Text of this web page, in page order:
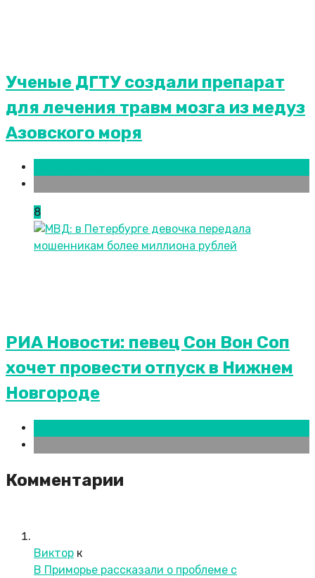
Ученые ДГТУ создали препарат
для лечения травм мозга из медуз
Азовского моря
8
РИА Новости: певец Сон Вон Соп
хочет провести отпуск в Нижнем
Новгороде
Комментарии
Виктор к
В Приморье рассказали о проблеме с